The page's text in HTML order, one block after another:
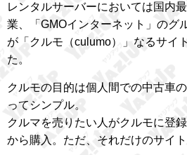
レンタルサーバーにおいては国内
業、「GMOインターネット」のグ
が「クルモ（culumo）」なるサイ
た。
クルモの目的は個人間での中古車
ってシンプル。
クルマを売りたい人がクルモに登
から購入。ただ、それだけのサイト